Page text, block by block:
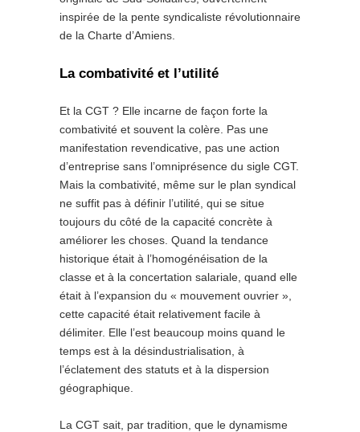
inspirée de la pente syndicaliste révolutionnaire
de la Charte d’Amiens.
La combativité et l’utilité
Et la CGT ? Elle incarne de façon forte la
combativité et souvent la colère. Pas une
manifestation revendicative, pas une action
d’entreprise sans l’omniprésence du sigle CGT.
Mais la combativité, même sur le plan syndical
ne suffit pas à définir l’utilité, qui se situe
toujours du côté de la capacité concrète à
améliorer les choses. Quand la tendance
historique était à l’homogénéisation de la
classe et à la concertation salariale, quand elle
était à l’expansion du « mouvement ouvrier »,
cette capacité était relativement facile à
délimiter. Elle l’est beaucoup moins quand le
temps est à la désindustrialisation, à
l’éclatement des statuts et à la dispersion
géographique.
La CGT sait, par tradition, que le dynamisme